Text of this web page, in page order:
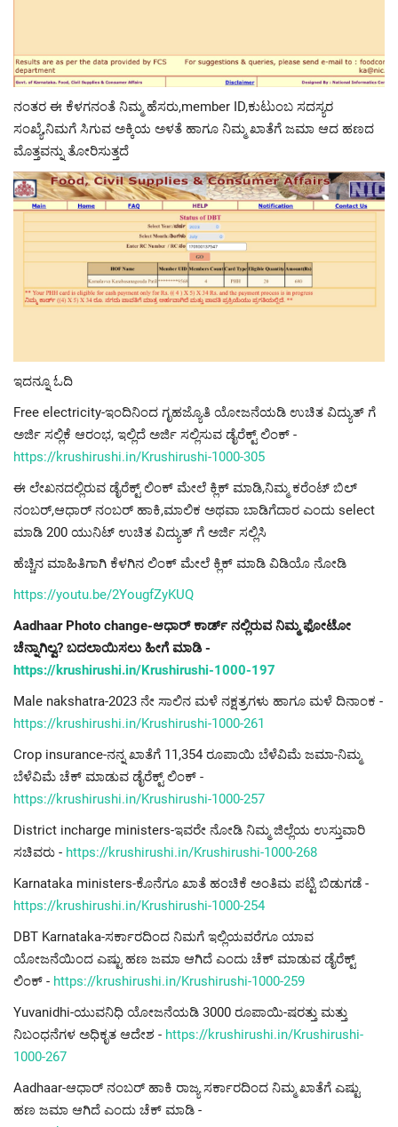
ನಂತರ ಈ ಕೆಳಗನಂತೆ ನಿಮ್ಮ ಹೆಸರು,member ID,ಕುಟುಂಬ ಸದಸ್ಯರ
ಸಂಖ್ಯೆ,ನಿಮಗೆ ಸಿಗುವ ಅಕ್ಕಿಯ ಅಳತೆ ಹಾಗೂ ನಿಮ್ಮ ಖಾತೆಗೆ ಜಮಾ ಆದ ಹಣದ
ಮೊತ್ತವನ್ನು ತೋರಿಸುತ್ತದೆ
ಇದನ್ನೂ ಓದಿ
Free electricity-ಇಂದಿನಿಂದ ಗೃಹಜ್ಯೊತಿ ಯೋಜನೆಯಡಿ ಉಚಿತ ವಿದ್ಯುತ್ ಗೆ
ಅರ್ಜಿ ಸಲ್ಲಿಕೆ ಆರಂಭ, ಇಲ್ಲಿದೆ ಅರ್ಜಿ ಸಲ್ಲಿಸುವ ಡೈರೆಕ್ಟ್ ಲಿಂಕ್ -
https://krushirushi.in/Krushirushi-1000-305
ಈ ಲೇಖನದಲ್ಲಿರುವ ಡೈರೆಕ್ಟ್ ಲಿಂಕ್ ಮೇಲೆ ಕ್ಲಿಕ್ ಮಾಡಿ,ನಿಮ್ಮ ಕರೆಂಟ್ ಬಿಲ್
ನಂಬರ್,ಆಧಾರ್ ನಂಬರ್ ಹಾಕಿ,ಮಾಲಿಕ ಅಥವಾ ಬಾಡಿಗೆದಾರ ಎಂದು select
ಮಾಡಿ 200 ಯುನಿಟ್ ಉಚಿತ ವಿದ್ಯುತ್ ಗೆ ಅರ್ಜಿ ಸಲ್ಲಿಸಿ
ಹೆಚ್ಚಿನ ಮಾಹಿತಿಗಾಗಿ ಕೆಳಗಿನ ಲಿಂಕ್ ಮೇಲೆ ಕ್ಲಿಕ್ ಮಾಡಿ ವಿಡಿಯೊ ನೋಡಿ
https://youtu.be/2YougfZyKUQ
Aadhaar Photo change-ಆಧಾರ್ ಕಾರ್ಡ್ ನಲ್ಲಿರುವ ನಿಮ್ಮ ಫೋಟೋ
ಚೆನ್ನಾಗಿಲ್ವ? ಬದಲಾಯಿಸಲು ಹೀಗೆ ಮಾಡಿ -
https://krushirushi.in/Krushirushi-1000-197
Male nakshatra-2023 ನೇ ಸಾಲಿನ ಮಳೆ ನಕ್ಷತ್ರಗಳು ಹಾಗೂ ಮಳೆ ದಿನಾಂಕ -
https://krushirushi.in/Krushirushi-1000-261
Crop insurance-ನನ್ನ ಖಾತೆಗೆ 11,354 ರೂಪಾಯಿ ಬೆಳೆವಿಮೆ ಜಮಾ-ನಿಮ್ಮ
ಬೆಳೆವಿಮೆ ಚೆಕ್ ಮಾಡುವ ಡೈರೆಕ್ಟ್ ಲಿಂಕ್ -
https://krushirushi.in/Krushirushi-1000-257
District incharge ministers-ಇವರೇ ನೋಡಿ ನಿಮ್ಮ ಜಿಲ್ಲೆಯ ಉಸ್ತುವಾರಿ
ಸಚಿವರು - https://krushirushi.in/Krushirushi-1000-268
Karnataka ministers-ಕೊನೆಗೂ ಖಾತೆ ಹಂಚಿಕೆ ಅಂತಿಮ ಪಟ್ಟಿ ಬಿಡುಗಡೆ -
https://krushirushi.in/Krushirushi-1000-254
DBT Karnataka-ಸರ್ಕಾರದಿಂದ ನಿಮಗೆ ಇಲ್ಲಿಯವರೆಗೂ ಯಾವ
ಯೋಜನೆಯಿಂದ ಎಷ್ಟು ಹಣ ಜಮಾ ಆಗಿದೆ ಎಂದು ಚೆಕ್ ಮಾಡುವ ಡೈರೆಕ್ಟ್
ಲಿಂಕ್ - https://krushirushi.in/Krushirushi-1000-259
Yuvanidhi-ಯುವನಿಧಿ ಯೋಜನೆಯಡಿ 3000 ರೂಪಾಯಿ-ಷರತ್ತು ಮತ್ತು
ನಿಬಂಧನೆಗಳ ಅಧಿಕೃತ ಆದೇಶ - https://krushirushi.in/Krushirushi-
1000-267
Aadhaar-ಆಧಾರ್ ನಂಬರ್ ಹಾಕಿ ರಾಜ್ಯ ಸರ್ಕಾರದಿಂದ ನಿಮ್ಮ ಖಾತೆಗೆ ಎಷ್ಟು
ಹಣ ಜಮಾ ಆಗಿದೆ ಎಂದು ಚೆಕ್ ಮಾಡಿ -